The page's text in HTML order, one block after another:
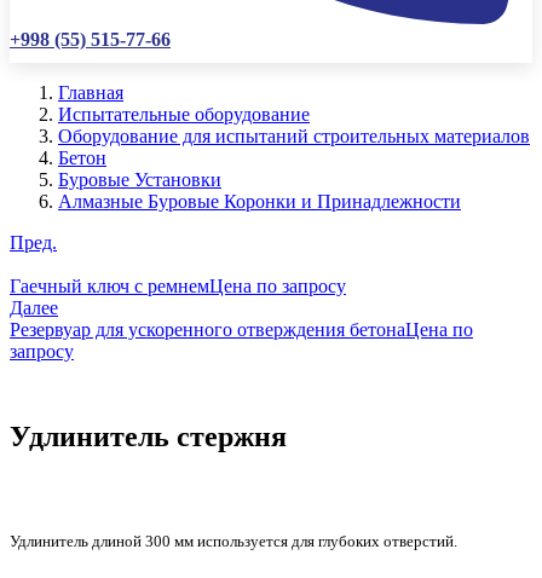
+998 (55) 515-77-66
Главная
Испытательные оборудование
Оборудование для испытаний строительных материалов
Бетон
Буровые Установки
Алмазные Буровые Коронки и Принадлежности
Пред.
Гаечный ключ с ремнемЦена по запросу
Далее
Резервуар для ускоренного отверждения бетонаЦена по
запросу
Удлинитель стержня
Удлинитель длиной 300 мм используется для глубоких отверстий.